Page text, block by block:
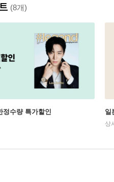
(8개)
정수량 특가할인 일
상